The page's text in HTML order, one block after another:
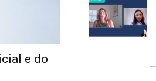
e do